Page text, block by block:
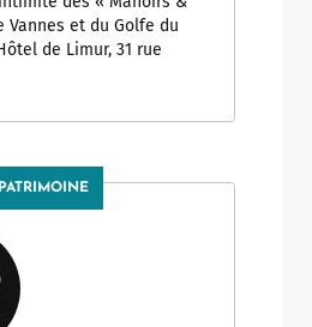
Vannes et du Golfe du
de Limur, 31 rue
PATRIMOINE